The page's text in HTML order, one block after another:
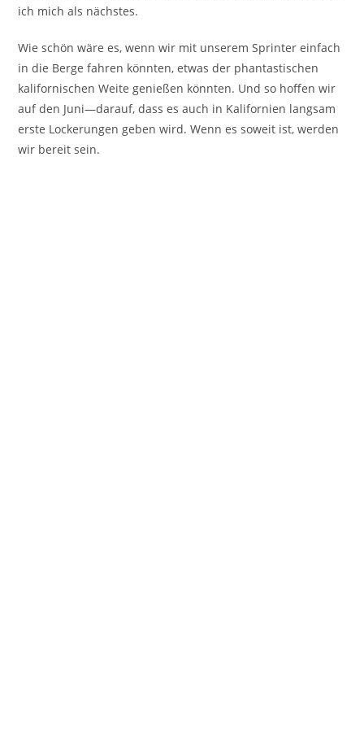
ich mich als nächstes.
Wie schön wäre es, wenn wir mit unserem Sprinter einfach
in die Berge fahren könnten, etwas der phantastischen
kalifornischen Weite genießen könnten. Und so hoffen wir
auf den Juni—darauf, dass es auch in Kalifornien langsam
erste Lockerungen geben wird. Wenn es soweit ist, werden
wir bereit sein.